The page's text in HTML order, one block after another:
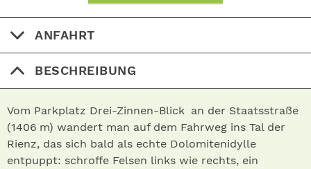
ANFAHRT
BESCHREIBUNG
Vom Parkplatz Drei-Zinnen-Blick an der Staatsstraße
(1406 m) wandert man auf dem Fahrweg ins Tal der
Rienz, das sich bald als echte Dolomitenidylle
entpuppt: schroffe Felsen links wie rechts, ein